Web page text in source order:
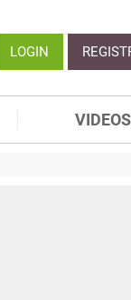
LOGIN
VIDEOS